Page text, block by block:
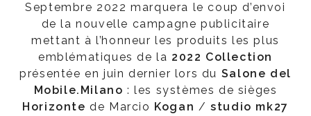
Septembre 2022 marquera le coup d’envoi
de la nouvelle campagne publicitaire
mettant à l’honneur les produits les plus
emblématiques de la 2022 Collection
présentée en juin dernier lors du Salone del
Mobile.Milano : les systèmes de sièges
Horizonte de Marcio Kogan /studio mk27